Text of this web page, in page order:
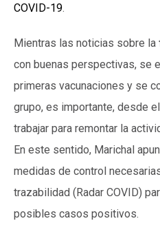
COVID-19.
Mientras las noticias sobre la
con buenas perspectivas, se
primeras vacunaciones y se
grupo, es importante, desde
trabajar para remontar la
En este sentido, Marichal
medidas de control
trazabilidad (Radar COVID)
posibles casos positivos.